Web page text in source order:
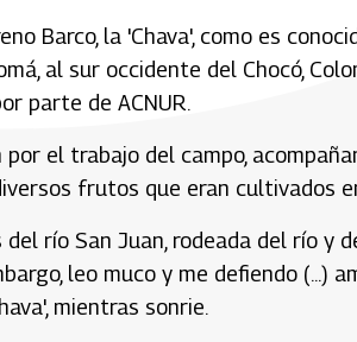
Barco, la 'Chava', como es
al sur occidente del Chocó,
parte de ACNUR.
el trabajo del campo,
frutos que eran cultivados
del río San Juan, rodeada del río y
leo muco y me defiendo (...)
mientras sonrie.